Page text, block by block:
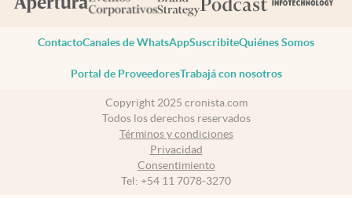
ContactoCanales de WhatsAppSuscribiteQuiénes Somos
Portal de ProveedoresTrabajá con nosotros
Copyright 2025 cronista.com
Todos los derechos reservados
Términos y condiciones
Privacidad
Consentimiento
Tel: +54 11 7078-3270